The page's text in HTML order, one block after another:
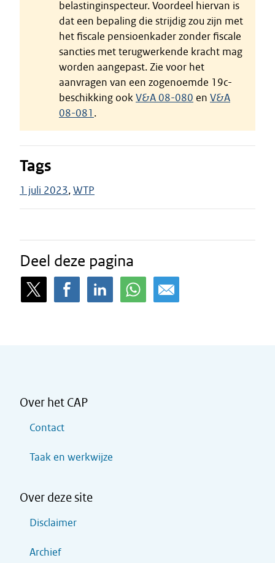
belastinginspecteur. Voordeel hiervan is
dat een bepaling die strijdig zou zijn met
het fiscale pensioenkader zonder fiscale
sancties met terugwerkende kracht mag
worden aangepast. Zie voor het
aanvragen van een zogenoemde 19c-
beschikking ookV&A 08-080 en V&A
08-081 .
Tags
1 juli 2023 WTP
Deel deze pagina
Over het CAP
Contact
Taak en werkwijze
Over deze site
Disclaimer
Archief